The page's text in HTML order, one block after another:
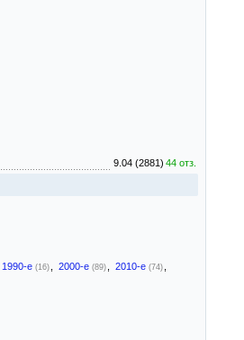
9.04 (2881) 44 отз.
1990-е (16) 2000-е (89) 2010-е (74)